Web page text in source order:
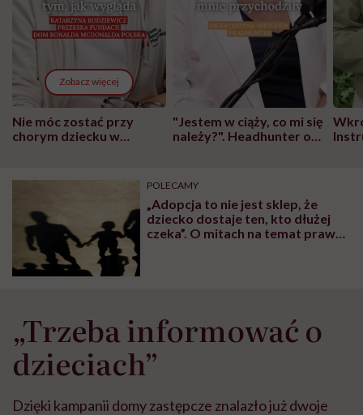
Zobacz więcej
Nie móc zostać przy
chorym dziecku w
może chyba tylko
wyobraźni"
"Jestem w ciąży, co mi się
należy?". Headhunter o
pracy
POLECAMY
„Adopcja to nie jest sklep, że
dziecko dostaje ten, kto dłużej
czeka”. O mitach na temat prawa
„Trzeba informować o
dzieciach”
Dzięki kampanii domy zastępcze znalazło już dwoje